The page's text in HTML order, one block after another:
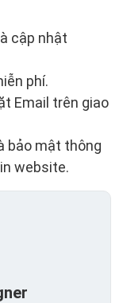
cập nhật
phí.
Email trên giao
bảo mật thông
website.